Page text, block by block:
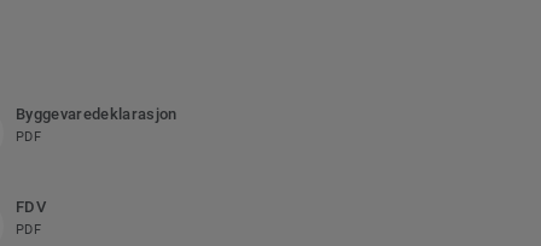
Byggevaredeklarasjon
PDF
FDV
PDF